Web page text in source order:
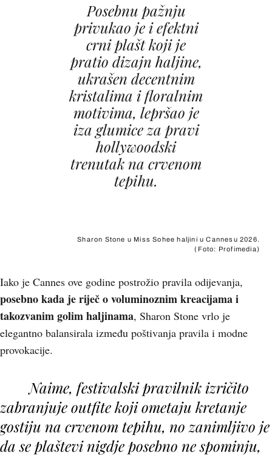
Posebnu pažnju
privukao je i efektni
crni plašt koji je
pratio dizajn haljine,
ukrašen decentnim
kristalima i floralnim
motivima, lepršao je
iza glumice za pravi
hollywoodski
trenutak na crvenom
tepihu.
Sharon Stone u Miss Sohee haljini u Cannesu 2026.
(Foto: Profimedia)
Iako je Cannes ove godine postrožio pravila odijevanja,
posebno kada je riječ o voluminoznim kreacijama i
takozvanim golim haljinama, Sharon Stone vrlo je
elegantno balansirala između poštivanja pravila i modne
provokacije.
Naime, festivalski pravilnik izričito
zabranjujeoutfitekoji ometaju kretanje
gostiju na crvenom tepihu, no zanimljivo je
da se plaštevi nigdje posebno ne spominju,